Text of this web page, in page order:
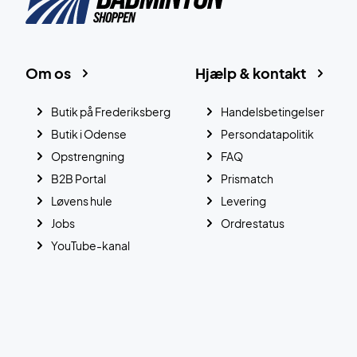
Hjælp & kontakt
Handelsbetingelser
Persondatapolitik
FAQ
Prismatch
Levering
Ordrestatus
Om os
Butik på Frederiksberg
Butik i Odense
Opstrengning
B2B Portal
Løvens hule
Jobs
YouTube-kanal